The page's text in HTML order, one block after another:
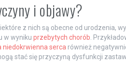
i objawy?
z nich są obecne od urodzenia,
w wyniku przebytych chorób .
niedokrwienna serca również
stać się przyczyną dysfunkcji